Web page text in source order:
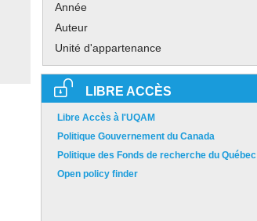
Année
Auteur
Unité d'appartenance
LIBRE ACCÈS
Libre Accès à l'UQAM
Politique Gouvernement du Canada
Politique des Fonds de recherche du Québec
Open policy finder